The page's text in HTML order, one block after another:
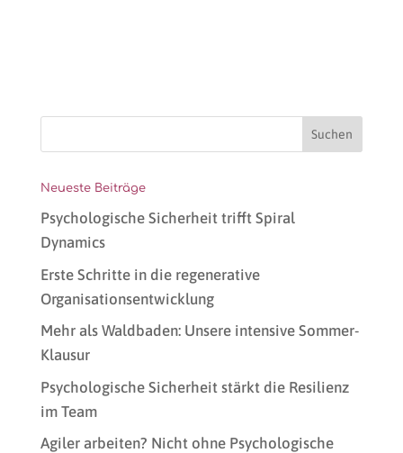
Neueste Beiträge
Psychologische Sicherheit trifft Spiral
Dynamics
Erste Schritte in die regenerative
Organisationsentwicklung
Mehr als Waldbaden: Unsere intensive Sommer-
Klausur
Psychologische Sicherheit stärkt die Resilienz
im Team
Agiler arbeiten? Nicht ohne Psychologische